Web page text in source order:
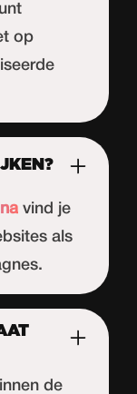
op
vind je
als
de